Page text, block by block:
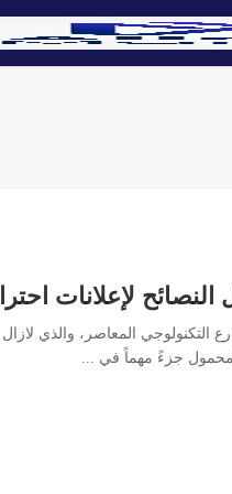
لإعلانات
المعاصر، والذي لازال
جزءً مهماً في ...